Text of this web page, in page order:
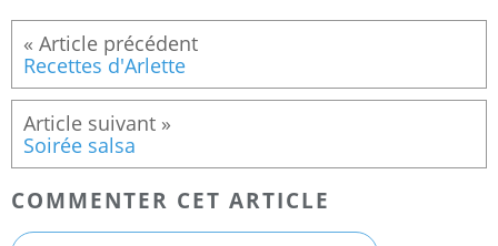
Recettes d'Arlette
Soirée salsa
COMMENTER CET ARTICLE